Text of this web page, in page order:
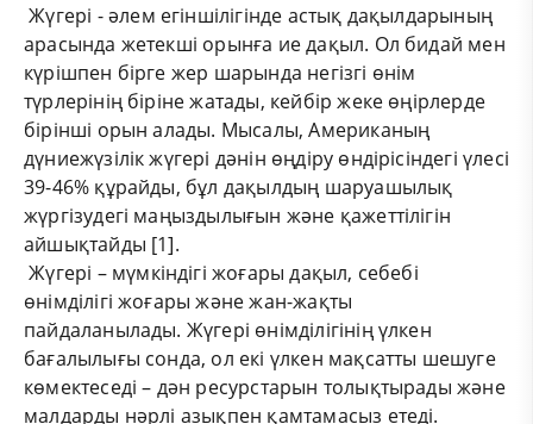
Жүгері - әлем егіншілігінде астық дақылдарының
арасында жетекші орынға ие дақыл. Ол бидай мен
күрішпен бірге жер шарында негізгі өнім
түрлерінің біріне жатады, кейбір жеке өңірлерде
бірінші орын алады. Мысалы, Американың
дүниежүзілік жүгері дәнін өңдіру өндірісіндегі үлесі
39-46% құрайды, бұл дақылдың шаруашылық
жүргізудегі маңыздылығын және қажеттілігін
айшықтайды [1].
Жүгері – мүмкіндігі жоғары дақыл, себебі
өнімділігі жоғары және жан-жақты
пайдаланылады. Жүгері өнімділігінің үлкен
бағалылығы сонда, ол екі үлкен мақсатты шешуге
көмектеседі – дән ресурстарын толықтырады және
малдарды нәрлі азықпен қамтамасыз етеді.